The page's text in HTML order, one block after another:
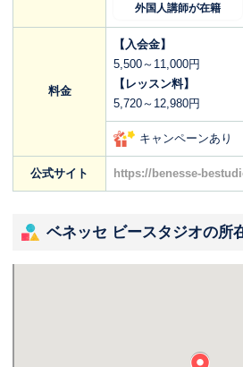
外国人講師が在籍
料金
【入会金】
5,500～11,000円
【レッスン料】
5,720～12,980円
キャンペーンあり
公式サイト https://benesse-
ベネッセ ビースタジオの所